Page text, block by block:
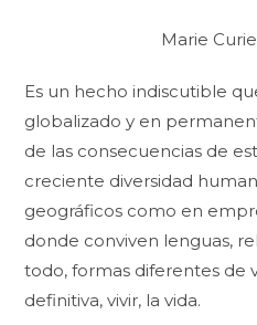
Marie Curie
Es un hecho indiscutible
globalizado y en
de las consecuencias de
creciente diversidad
geográficos como en
donde conviven lenguas,
todo, formas diferentes de
definitiva, vivir, la vida.